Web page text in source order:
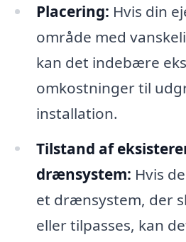
Placering: Hvis din
område med
kan det indebære
omkostninger til
installation.
Tilstand af
drænsystem: Hvis
et drænsystem, der
eller tilpasses, kan